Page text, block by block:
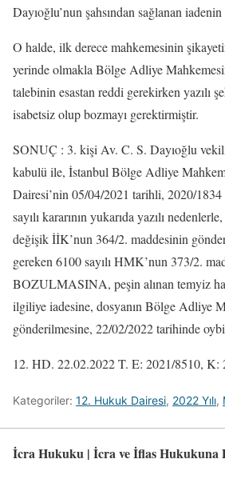
Dayıoğlu’nun şahsından sağlanan iadenin
O halde, ilk derece mahkemesinin
yerinde olmakla Bölge Adliye
talebinin esastan reddi gerekirken yazılı
isabetsiz olup bozmayı gerektirmiştir.
SONUÇ : 3. kişi Av. C. S. Dayıoğlu
kabulü ile, İstanbul Bölge Adliye
Dairesi’nin 05/04/2021 tarihli, 2020/
sayılı kararının yukarıda yazılı
değişik İİK’nun 364/2. maddesinin
gereken 6100 sayılı HMK’nun 373/2.
BOZULMASINA, peşin alınan temyiz
ilgiliye iadesine, dosyanın Bölge Adliye
gönderilmesine, 22/02/2022 tarihinde
12. HD. 22.02.2022 T. E: 2021/8510, K:
Kategoriler: 12. Hukuk Dairesi, 2022 Yılı,
İcra Hukuku | İcra ve İflas